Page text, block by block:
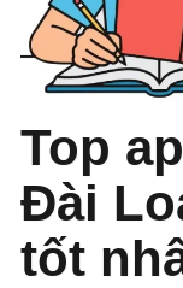
Top
Đài
tốt